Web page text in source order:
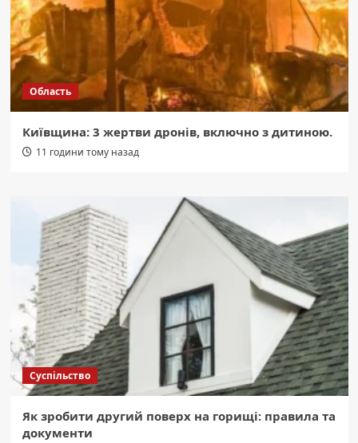
Область
Київщина: 3 жертви дронів, включно з дитиною.
11 години тому назад
Суспільство
Як зробити другий поверх на горищі: правила та
документи